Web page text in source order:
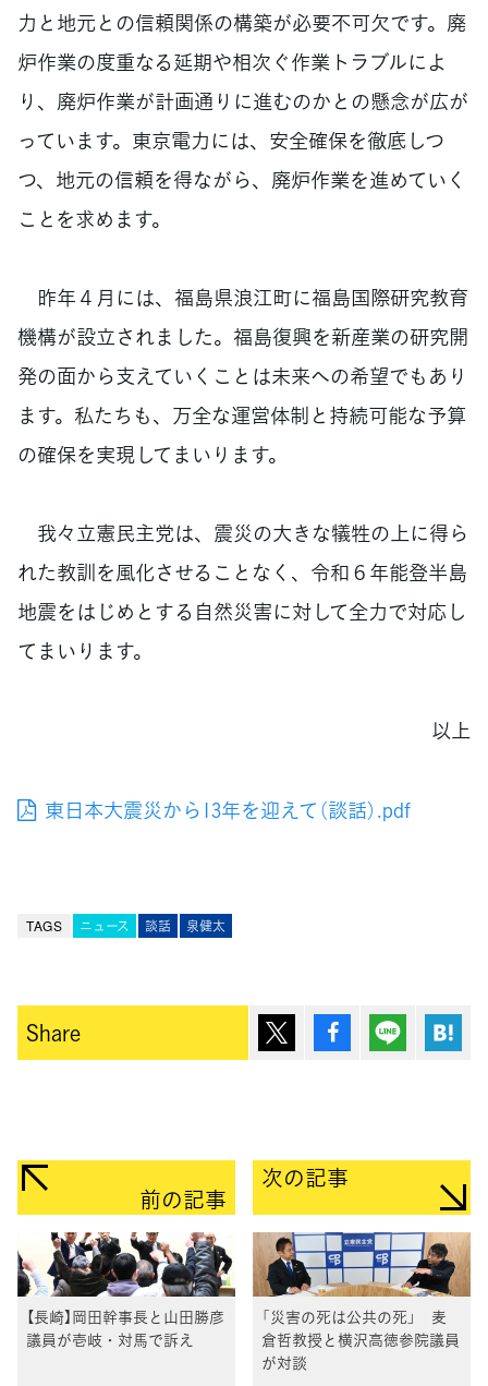
力と地元との信頼関係の構築が必要不可欠です。廃
炉作業の度重なる延期や相次ぐ作業トラブルによ
り、廃炉作業が計画通りに進むのかとの懸念が広が
っています。東京電力には、安全確保を徹底しつ
つ、地元の信頼を得ながら、廃炉作業を進めていく
ことを求めます。
昨年４月には、福島県浪江町に福島国際研究教育
機構が設立されました。福島復興を新産業の研究開
発の面から支えていくことは未来への希望でもあり
ます。私たちも、万全な運営体制と持続可能な予算
の確保を実現してまいります。
我々立憲民主党は、震災の大きな犠牲の上に得ら
れた教訓を風化させることなく、令和６年能登半島
地震をはじめとする自然災害に対して全力で対応し
てまいります。
以上
東日本大震災から13年を迎えて（談話）.pdf
TAGS ニュース 談話 泉健太
Share ポスト シェア Lineで送
前の記事
【長崎】岡田幹事長と山田勝彦
議員が壱岐・対馬で訴え
次の記事
「災害の死は公共の死」 麦
倉哲教授と横沢高徳参院議員
が対談